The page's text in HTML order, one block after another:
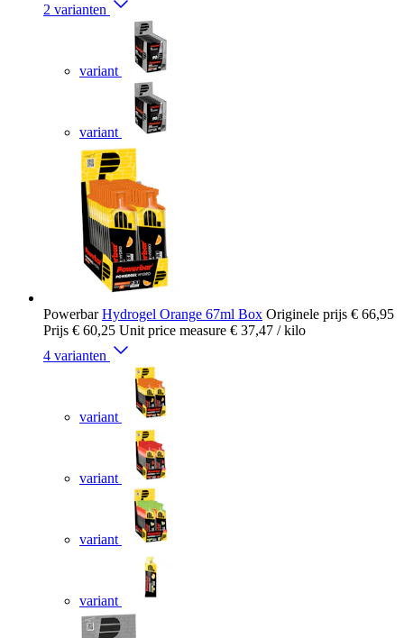
2 varianten
variant
variant
Powerbar Hydrogel Orange 67ml Box Originele prijs € 66,95
Prijs € 60,25 Unit price measure € 37,47 / kilo
4 varianten
variant
variant
variant
variant